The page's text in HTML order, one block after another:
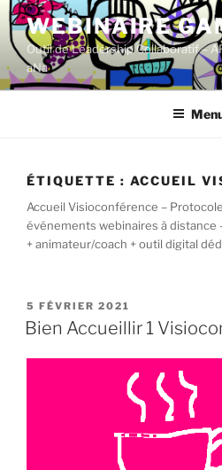
Aller
au
contenu
principal
WEBINAIRE
Outil de Leadership Collaboratif –
aNa
ÉTIQUETTE : ACCUEIL
Accueil Visioconférence –
événements webinaires à distance
+ animateur/coach + outil digital
PUBLIÉ
LE
5 FÉVRIER 2021
Bien Accueillir 1